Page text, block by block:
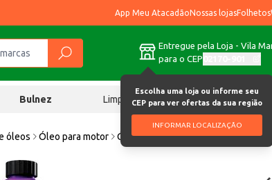
App Meu AtacadãoNossas lojasFolhetos
Entregue pela Loja - Vila
para o CEP
Escolha uma loja ou informe seu
CEP para ver ofertas da sua região
INFORMAR LOCALIZAÇÃO
Bulnez Limpeza Chocolates
óleos Óleo para motor Óleo Lubrificante Radnaq Diesel